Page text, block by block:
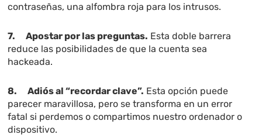
contraseñas, una alfombra roja para los intrusos.
7.Apostar por las preguntas. Esta doble barrera
reduce las posibilidades de que la cuenta sea
hackeada.
8.Adiós al “recordar clave”. Esta opción puede
parecer maravillosa, pero se transforma en un error
fatal si perdemos o compartimos nuestro ordenador o
dispositivo.